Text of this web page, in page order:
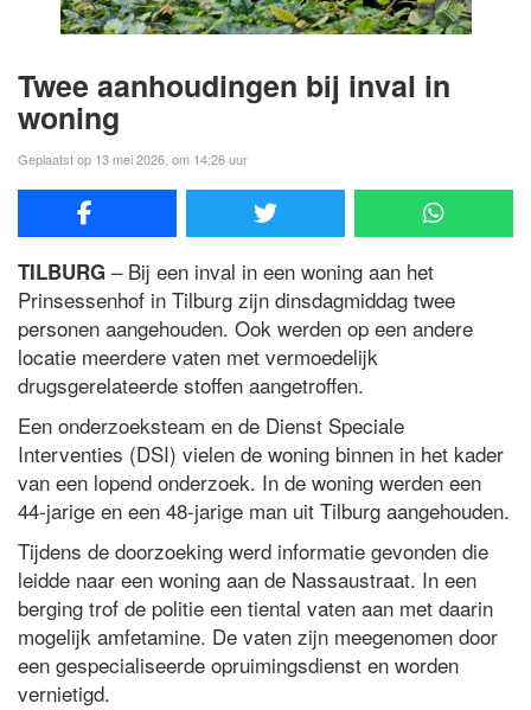
Twee aanhoudingen bij inval in
woning
Geplaatst op 13 mei 2026, om 14:26 uur
TILBURG – Bij een inval in een woning aan het
Prinsessenhof in Tilburg zijn dinsdagmiddag twee
personen aangehouden. Ook werden op een andere
locatie meerdere vaten met vermoedelijk
drugsgerelateerde stoffen aangetroffen.
Een onderzoeksteam en de Dienst Speciale
Interventies (DSI) vielen de woning binnen in het kader
van een lopend onderzoek. In de woning werden een
44-jarige en een 48-jarige man uit Tilburg aangehouden.
Tijdens de doorzoeking werd informatie gevonden die
leidde naar een woning aan de Nassaustraat. In een
berging trof de politie een tiental vaten aan met daarin
mogelijk amfetamine. De vaten zijn meegenomen door
een gespecialiseerde opruimingsdienst en worden
vernietigd.